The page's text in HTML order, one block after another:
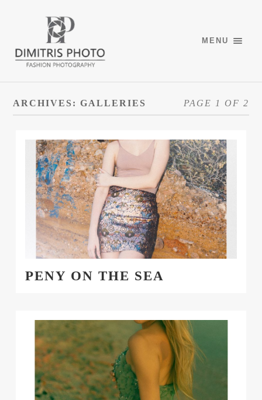
MENU
ARCHIVES:GALLERIES PAGE 1 OF 2
PENY ON THE SEA